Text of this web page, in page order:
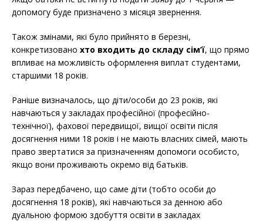
допомогу буде призначено з місяця звернення.
Також змінами, які було прийнято в березні,
конкретизовано хто входить до складу сім’ї, що прямо
впливає на можливість оформлення виплат студентами,
старшими 18 років.
Раніше визначалось, що діти/особи до 23 років, які
навчаються у закладах професійної (професійно-
технічної), фахової передвищої, вищої освіти після
досягнення ними 18 років і не мають власних сімей, мають
право звертатися за призначенням допомоги особисто,
якщо вони проживають окремо від батьків.
Зараз передбачено, що саме діти (тобто особи до
досягнення 18 років), які навчаються за денною або
дуальною формою здобуття освіти в закладах